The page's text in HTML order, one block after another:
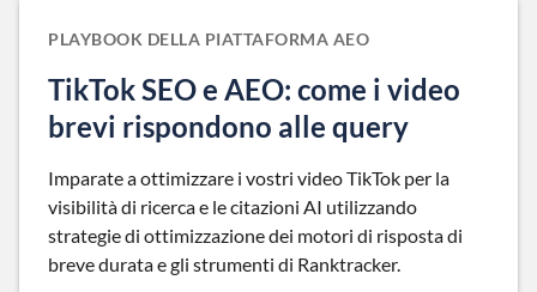
PLAYBOOK DELLA PIATTAFORMA AEO
TikTok SEO e AEO: come i video
brevi rispondono alle query
Imparate a ottimizzare i vostri video TikTok per la
visibilità di ricerca e le citazioni AI utilizzando
strategie di ottimizzazione dei motori di risposta di
breve durata e gli strumenti di Ranktracker.